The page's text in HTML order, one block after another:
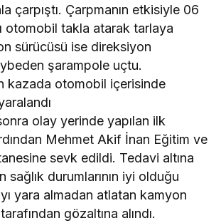
çarpıştı. Çarpmanın etkisiyle 06
otomobil takla atarak tarlaya
sürücüsü ise direksiyon
şarampole uçtu.
kazada otomobil içerisinde
olay yerinde yapılan ilk
Mehmet Akif İnan Eğitim ve
sevk edildi. Tedavi altına
sağlık durumlarının iyi olduğu
yara almadan atlatan kamyon
gözaltına alındı.